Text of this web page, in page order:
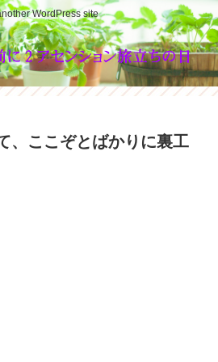
WordPress site
、ここぞとばかりに裏工